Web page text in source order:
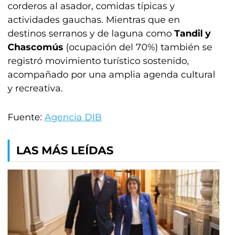
corderos al asador, comidas típicas y
actividades gauchas. Mientras que en
destinos serranos y de laguna como Tandil y
Chascomús (ocupación del 70%) también se
registró movimiento turístico sostenido,
acompañado por una amplia agenda cultural
y recreativa.
Fuente: Agencia DIB
LAS MÁS LEÍDAS